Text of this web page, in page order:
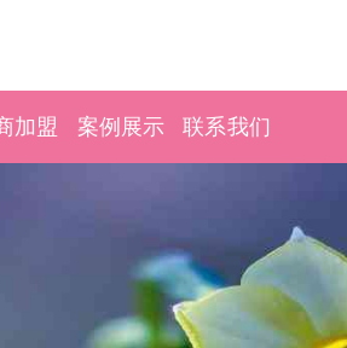
加盟 案例展示 联系我们